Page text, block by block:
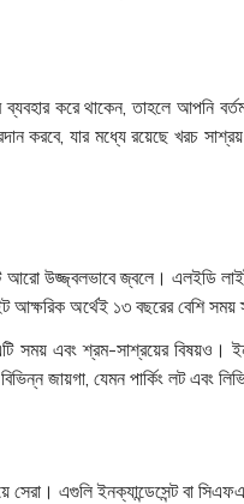
করে থাকেন, তাহলে আপনি
করবে, যার মধ্যে রয়েছে খরচ
উজ্জ্বলভাবে জ্বলে। এলইডি লাইট
আক্ষরিক অর্থেই ১৩ বছরের বেশি সময়
সময় এবং শ্রম-সাশ্রয়ের বিষয়ও।
জায়গা, যেমন পার্কিং লট এবং
সেরা। এগুলি ইনক্যান্ডেসেন্ট বা